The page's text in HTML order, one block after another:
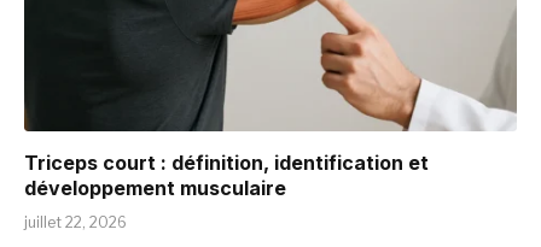
Triceps court : définition, identification et
développement musculaire
juillet 22, 2026